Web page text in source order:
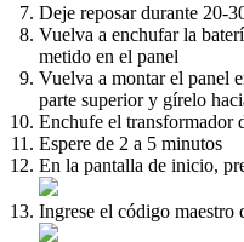
Deje reposar durante 20-
Vuelva a enchufar la
metido en el panel
Vuelva a montar el panel
parte superior y gírelo
Enchufe el transformador
Espere de 2 a 5 minutos
En la pantalla de inicio,
Ingrese el código maestro